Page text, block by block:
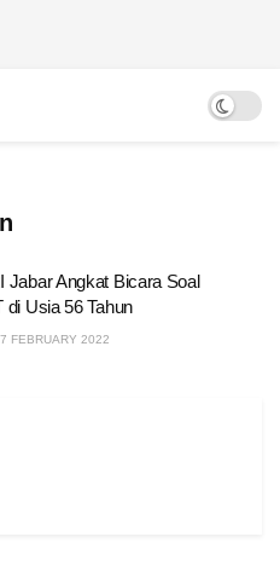
Jabar Angkat Bicara Soal
di Usia 56 Tahun
FEBRUARY 2022